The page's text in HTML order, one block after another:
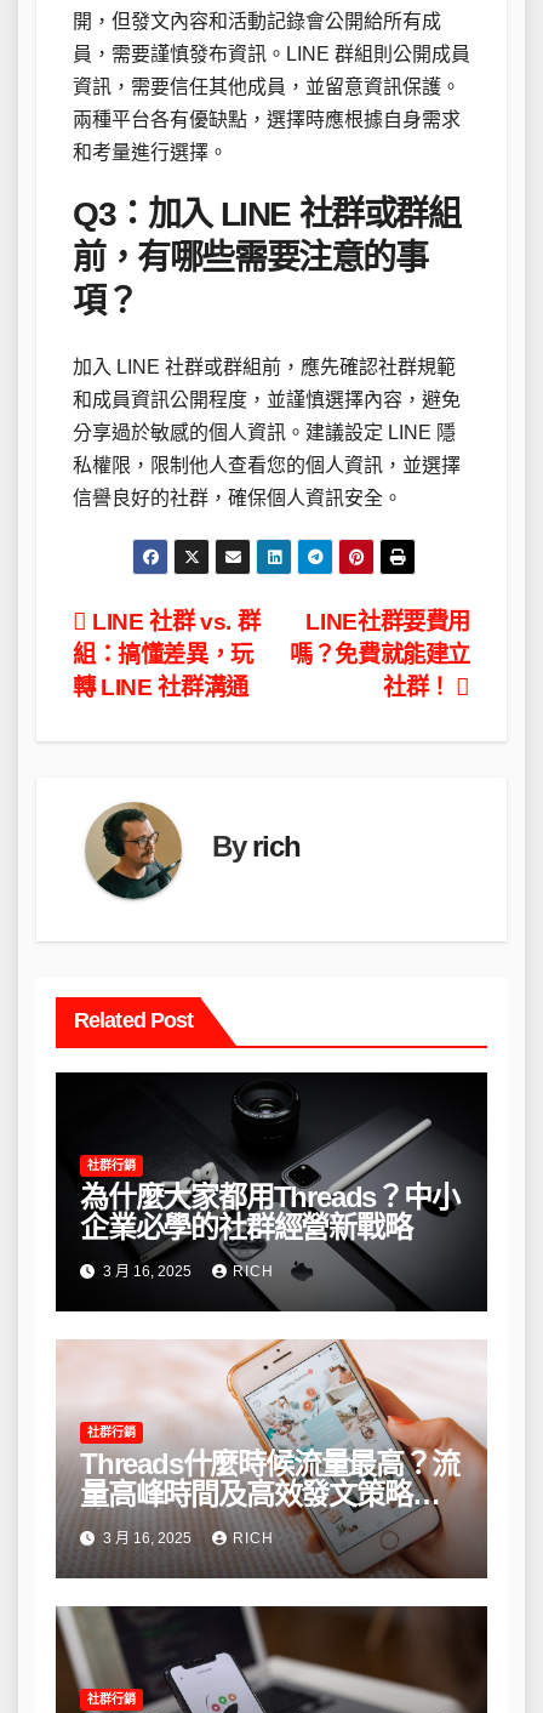
開，但發文內容和活動記錄會公開給所有成
員，需要謹慎發布資訊。LINE 群組則公開成員
資訊，需要信任其他成員，並留意資訊保護。
兩種平台各有優缺點，選擇時應根據自身需求
和考量進行選擇。
Q3：加入 LINE 社群或群組
前，有哪些需要注意的事
項？
加入 LINE 社群或群組前，應先確認社群規範
和成員資訊公開程度，並謹慎選擇內容，避免
分享過於敏感的個人資訊。建議設定 LINE 隱
私權限，限制他人查看您的個人資訊，並選擇
信譽良好的社群，確保個人資訊安全。
文
章
LINE社群要費用
嗎？免費就能建立
社群！
LINE 社群 vs. 群
組：搞懂差異，玩
轉 LINE 社群溝通
Byrich
Related Post
社群行銷
為什麼大家都用Threads？中小
企業必學的社群經營新戰略
3 月 16, 2025 RICH
社群行銷
Threads什麼時候流量最高？流
量高峰時間及高效發文策略攻
略3 月 16, 2025 RICH
社群行銷